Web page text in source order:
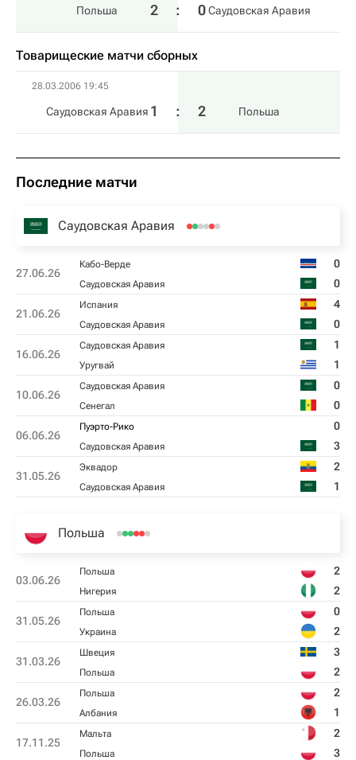
Польша 2 : 0Саудовская Аравия
Товарищеские матчи сборных
28.03.2006 19:45
Саудовская Аравия 1 : 2 Польша
Последние матчи
Саудовская Аравия
27.06.26
Кабо-Верде 0
Саудовская Аравия 0
21.06.26
Испания 4
Саудовская Аравия 0
16.06.26
Саудовская Аравия 1
Уругвай 1
10.06.26
Саудовская Аравия 0
Сенегал 0
06.06.26
Пуэрто-Рико 0
Саудовская Аравия 3
31.05.26
Эквадор 2
Саудовская Аравия 1
Польша
03.06.26
Польша 2
Нигерия 2
31.05.26
Польша 0
Украина 2
31.03.26
Швеция 3
Польша 2
26.03.26
Польша 2
Албания 1
17.11.25
Мальта 2
Польша 3